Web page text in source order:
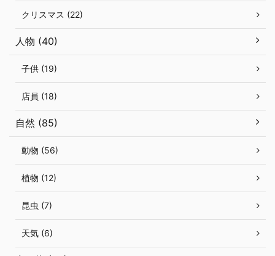
クリスマス (22)
人物 (40)
子供 (19)
店員 (18)
自然 (85)
動物 (56)
植物 (12)
昆虫 (7)
天気 (6)